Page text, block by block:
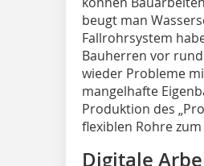
beugt man
Fallrohrsystem
Bauherren vor rund
wieder Probleme
mangelhafte
Produktion des
flexiblen Rohre
Digitale